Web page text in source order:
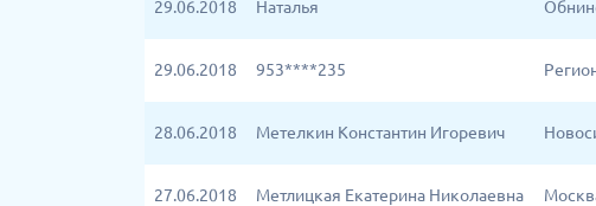
29.06.2018 Наталья
29.06.2018 953****235
28.06.2018 Метелкин Константин Игоревич
27.06.2018 Метлицкая Екатерина Николаевна